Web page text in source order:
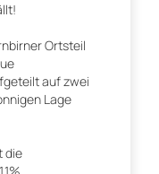
Ortsteil
auf zwei
Lage
die